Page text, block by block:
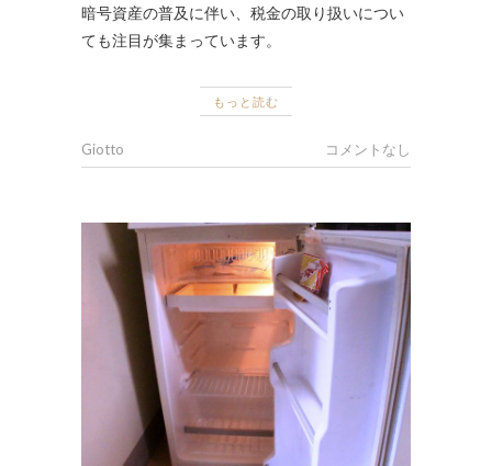
暗号資産の普及に伴い、税金の取り扱いについ
ても注目が集まっています。
もっと読む
Giotto コメントなし